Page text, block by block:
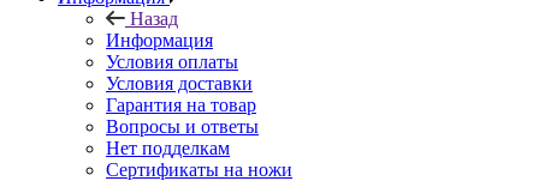
Назад
Информация
Условия оплаты
Условия доставки
Гарантия на товар
Вопросы и ответы
Нет подделкам
Сертификаты на ножи